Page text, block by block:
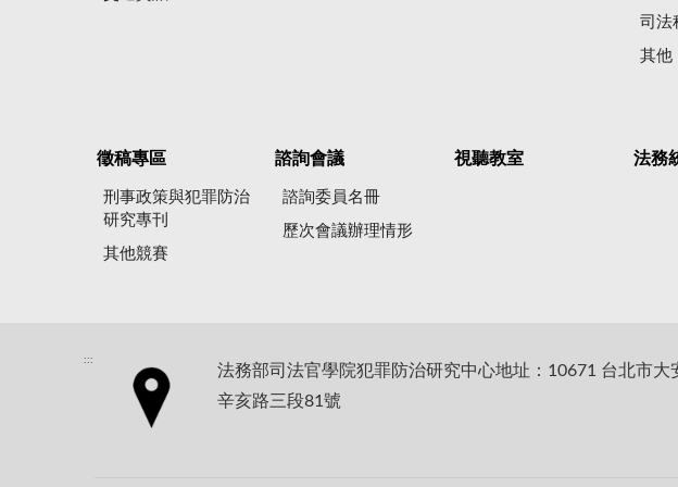
司法
其他
徵稿專區
刑事政策與犯罪防治
研究專刊
其他競賽
諮詢會議
諮詢委員名冊
歷次會議辦理情形
視聽教室 法務
:::
法務部司法官學院犯罪防治研究中心地址：10671 台北市大
辛亥路三段81號